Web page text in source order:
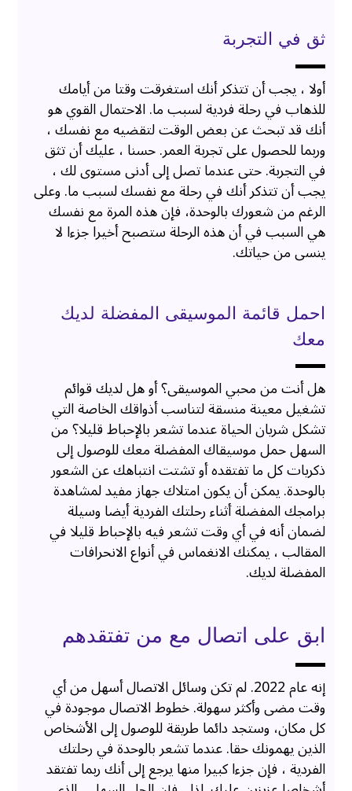
ثق في التجربة
أولا ، يجب أن تتذكر أنك استغرقت وقتا من أيامك
للذهاب في رحلة فردية لسبب ما. الاحتمال القوي هو
أنك قد تبحث عن بعض الوقت لتقضيه مع نفسك ،
وربما للحصول على تجربة العمر. حسنا ، عليك أن تثق
في التجربة. حتى عندما تصل إلى أدنى مستوى لك ،
يجب أن تتذكر أنك في رحلة مع نفسك لسبب ما. وعلى
الرغم من شعورك بالوحدة، فإن هذه المرة مع نفسك
هي السبب في أن هذه الرحلة ستصبح أخيرا جزءا لا
ينسى من حياتك.
احمل قائمة الموسيقى المفضلة لديك
معك
هل أنت من محبي الموسيقى؟ أو هل لديك قوائم
تشغيل معينة منسقة لتناسب أذواقك الخاصة التي
تشكل شريان الحياة عندما تشعر بالإحباط قليلا؟ من
السهل حمل موسيقاك المفضلة معك للوصول إلى
ذكريات كل ما تفتقده أو تشتت انتباهك عن الشعور
بالوحدة. يمكن أن يكون امتلاك جهاز مفيد لمشاهدة
برامجك المفضلة أثناء رحلتك الفردية أيضا وسيلة
لضمان أنه في أي وقت تشعر فيه بالإحباط قليلا في
المقالب ، يمكنك الانغماس في أنواع الانحرافات
المفضلة لديك.
ابق على اتصال مع من تفتقدهم
إنه عام 2022. لم تكن وسائل الاتصال أسهل من أي
وقت مضى وأكثر سهولة. خطوط الاتصال موجودة في
كل مكان، وستجد دائما طريقة للوصول إلى الأشخاص
الذين يهمونك حقا. عندما تشعر بالوحدة في رحلتك
الفردية ، فإن جزءا كبيرا منها يرجع إلى أنك ربما تفتقد